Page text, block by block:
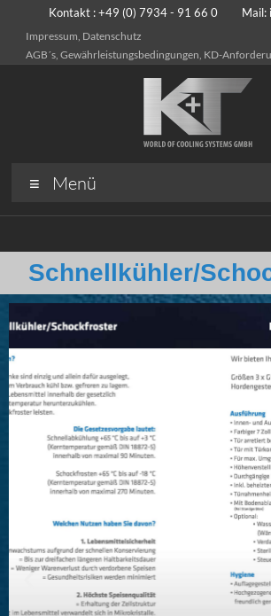
Kontakt : +49 (0) 7934 - 91 66 0 Mail:
Impressum, Datenschutz
AGB´s, Gewährleistungsbedingungen, KD-
Menü
Schnellkühler/